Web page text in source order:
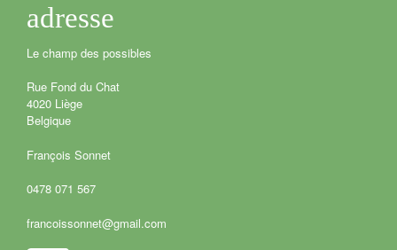
adresse
Le champ des possibles
Rue Fond du Chat
4020 Liège
Belgique
François Sonnet
0478 071 567
francoissonnet@gmail.com